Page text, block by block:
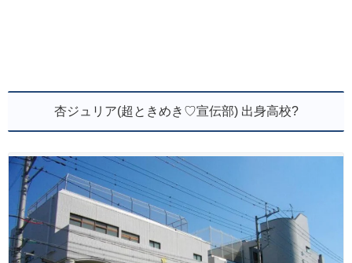
杏ジュリア(超ときめき♡宣伝部) 出身高校?